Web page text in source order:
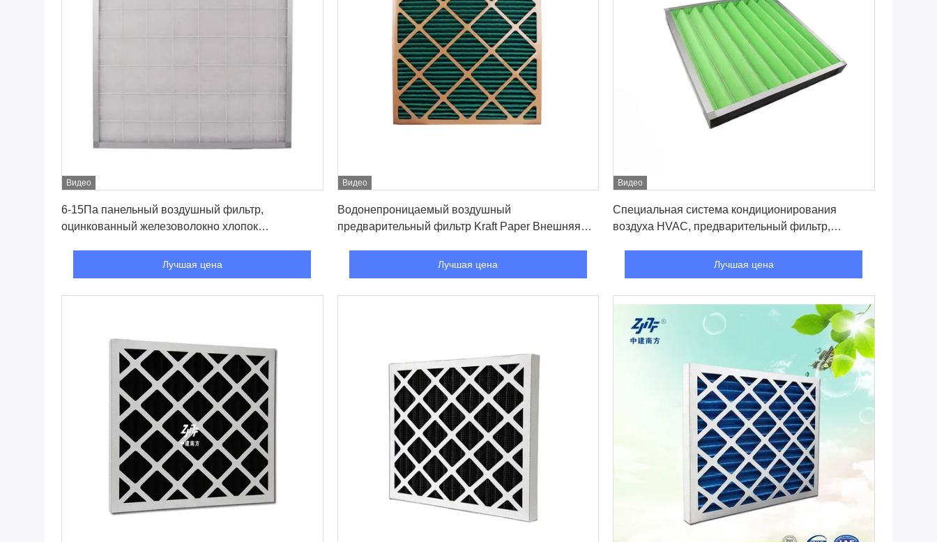
Видео
6-15Па панельный воздушный фильтр,
оцинкованный железоволокно хлопок
Лучшая цена
Видео
Водонепроницаемый воздушный
предварительный фильтр Kraft Paper Внешняя
воздушный поток Для промышленности
Лучшая цена
Видео
Специальная система кондиционирования
воздуха HVAC, предварительный фильтр,
предварительный фильтр.Лучшая цена